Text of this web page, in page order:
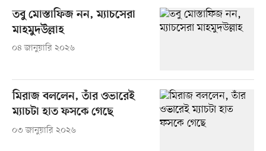
তবু মোস্তাফিজ নন, ম্যাচসেরা
মাহমুদউল্লাহ
০৪ জানুয়ারি ২০২৬
মিরাজ বললেন, তাঁর ওভারেই
ম্যাচটা হাত ফসকে গেছে
০৩ জানুয়ারি ২০২৬